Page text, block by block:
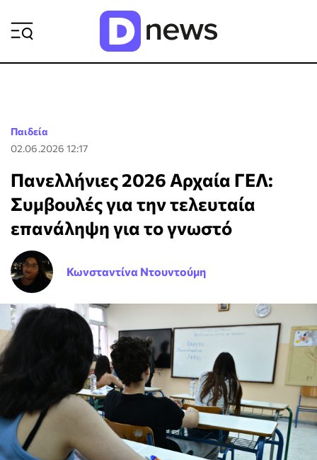
Παιδεία
02.06.2026 12:17
Πανελλήνιες 2026 Αρχαία ΓΕΛ:
Συμβουλές για την τελευταία
επανάληψη για το γνωστό
Κωνσταντίνα Ντουντούμη